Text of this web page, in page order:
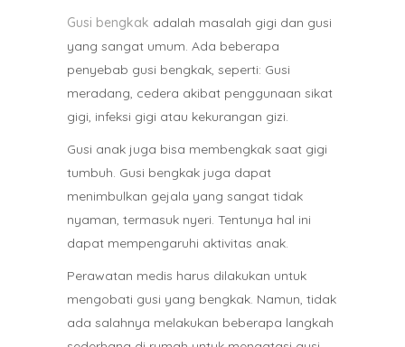
Gusi bengkak adalah masalah gigi dan gusi
yang sangat umum. Ada beberapa
penyebab gusi bengkak, seperti: Gusi
meradang, cedera akibat penggunaan sikat
gigi, infeksi gigi atau kekurangan gizi.
Gusi anak juga bisa membengkak saat gigi
tumbuh. Gusi bengkak juga dapat
menimbulkan gejala yang sangat tidak
nyaman, termasuk nyeri. Tentunya hal ini
dapat mempengaruhi aktivitas anak.
Perawatan medis harus dilakukan untuk
mengobati gusi yang bengkak. Namun, tidak
ada salahnya melakukan beberapa langkah